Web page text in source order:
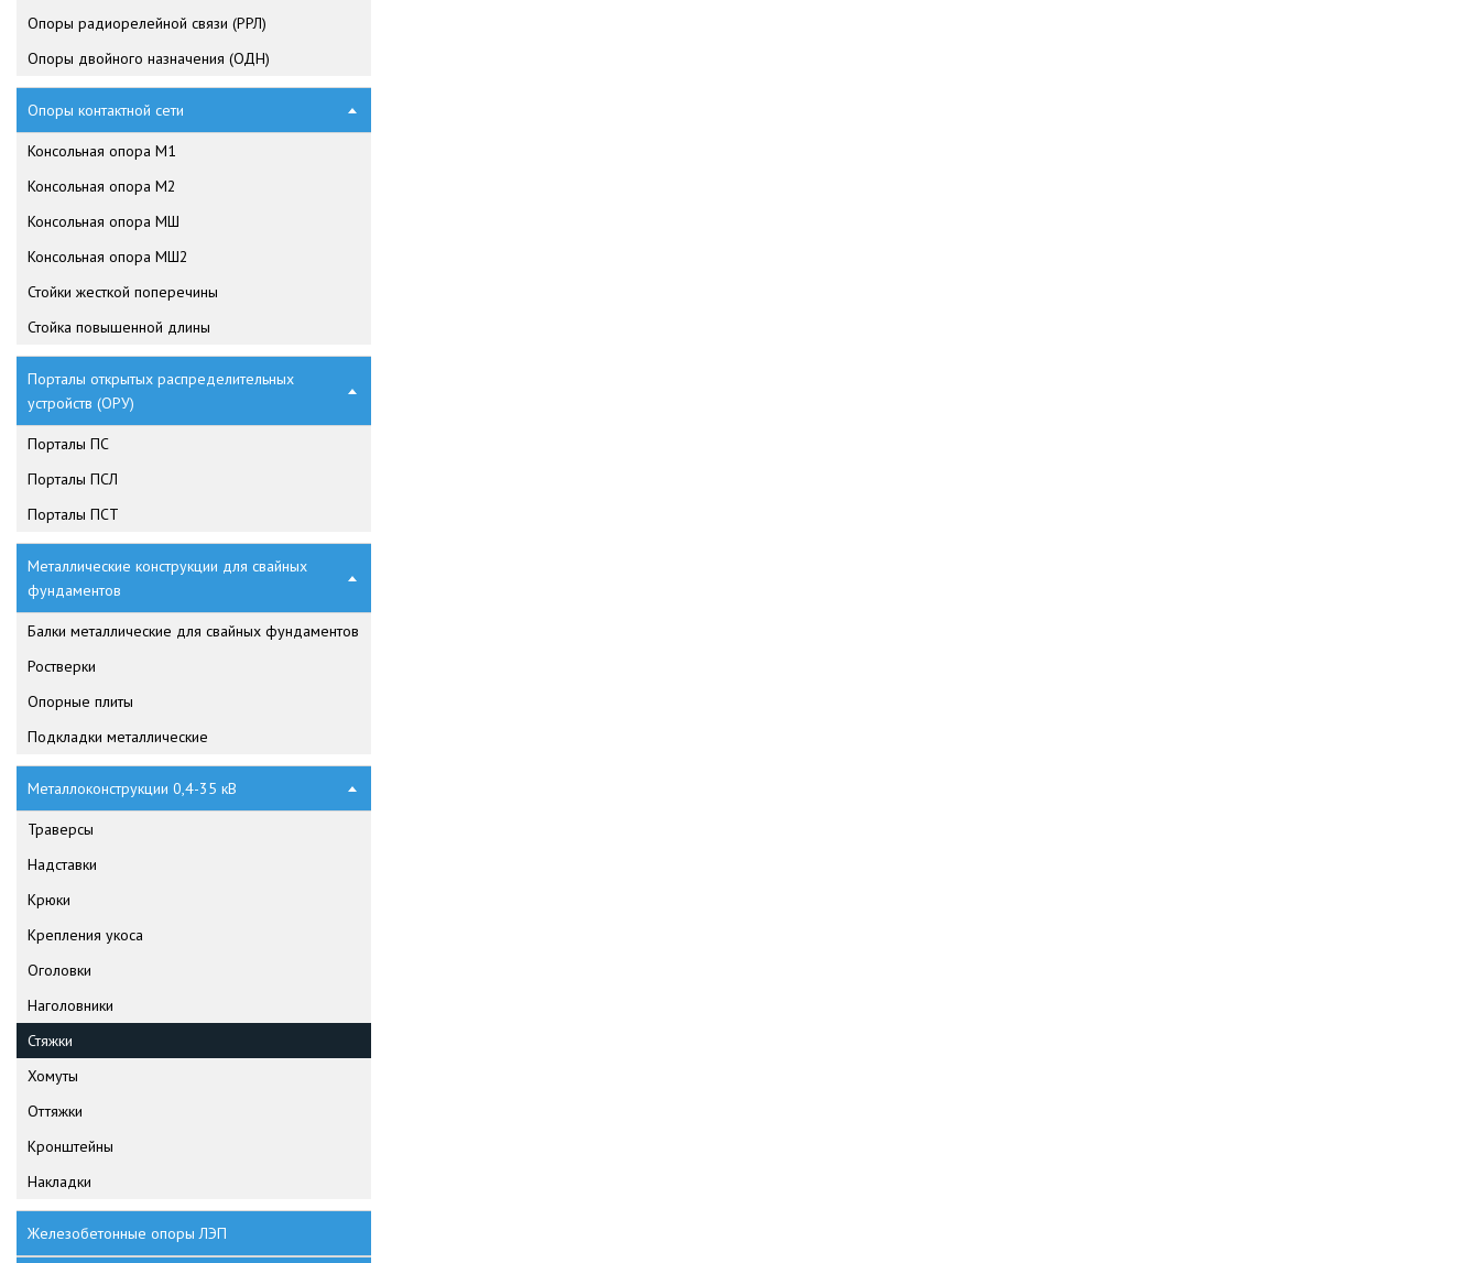
Опоры радиорелейной связи (РРЛ)
Опоры двойного назначения (ОДН)
Опоры контактной сети
Консольная опора М1
Консольная опора М2
Консольная опора МШ
Консольная опора МШ2
Стойки жесткой поперечины
Стойка повышенной длины
Порталы открытых распределительных
устройств (ОРУ)
Порталы ПС
Порталы ПСЛ
Порталы ПСТ
Металлические конструкции для свайных
фундаментов
Балки металлические для свайных фундаментов
Ростверки
Опорные плиты
Подкладки металлические
Металлоконструкции 0,4-35 кВ
Траверсы
Надставки
Крюки
Крепления укоса
Оголовки
Наголовники
Стяжки
Хомуты
Оттяжки
Кронштейны
Накладки
Железобетонные опоры ЛЭП